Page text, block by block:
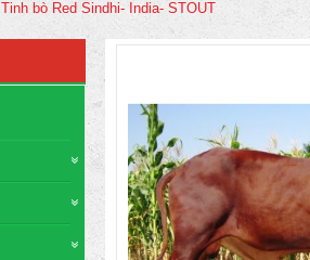
Tinh bò Red Sindhi- India- STOUT